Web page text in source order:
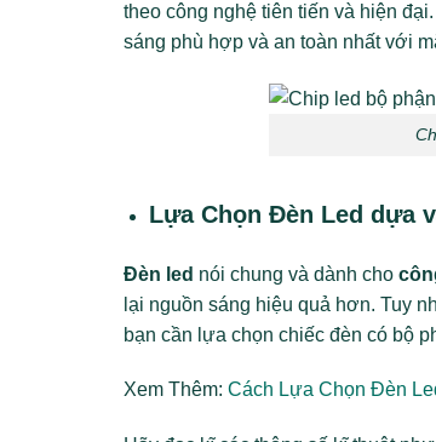
theo công nghệ tiên tiến và hiện
sáng phù hợp và an toàn nhất với
Lựa Chọn Đèn Led dựa
Đèn led nói chung và dành cho
lại nguồn sáng hiệu quả hơn. Tuy
bạn cần lựa chọn chiếc đèn có bộ
Xem Thêm: Cách Lựa Chọn Đèn